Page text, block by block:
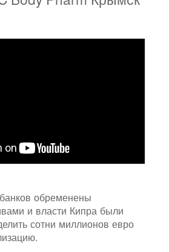
обременены
и власти Кипра были
сотни миллионов евро